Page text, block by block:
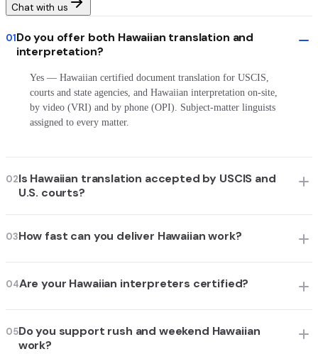
Chat with us
01Do you offer both Hawaiian translation and
interpretation?
Yes — Hawaiian certified document translation for USCIS,
courts and state agencies, and Hawaiian interpretation on-site,
by video (VRI) and by phone (OPI). Subject-matter linguists
assigned to every matter.
02Is Hawaiian translation accepted by USCIS and
U.S. courts?
03How fast can you deliver Hawaiian work?
04Are your Hawaiian interpreters certified?
05Do you support rush and weekend Hawaiian
work?